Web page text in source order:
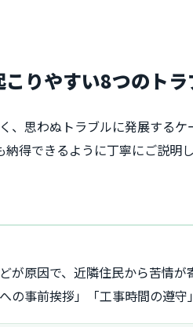
りやすい8つのト
思わぬトラブルに発展する
得できるように丁寧にご説明し
原因で、近隣住民から苦情
事前挨拶」「工事時間の遵守